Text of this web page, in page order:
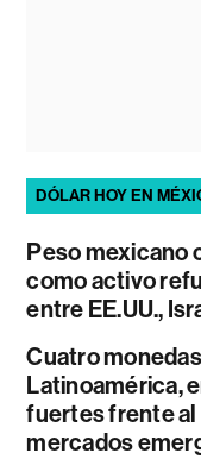
DÓLAR HOY EN
Peso mexicano
como activo
entre EE.UU.,
Cuatro
Latinoamérica,
fuertes frente al
mercados